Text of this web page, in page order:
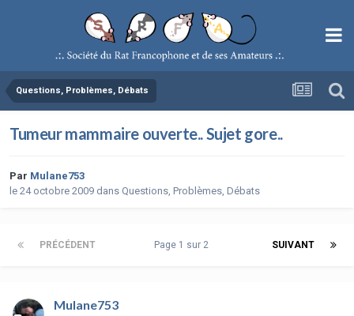
Questions, Problèmes, Débats
Tumeur mammaire ouverte.. Sujet gore..
Par Mulane753
le 24 octobre 2009 dans Questions, Problèmes, Débats
PRÉCÉDENT SUIVANT
Page 1 sur 2
Mulane753